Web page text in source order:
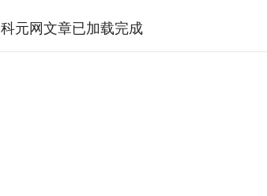
科元网文章已加载完成